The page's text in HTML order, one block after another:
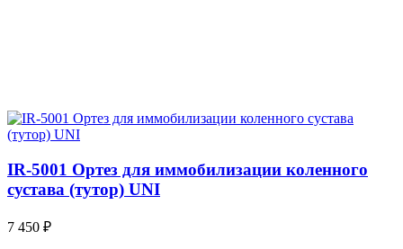
IR-5001 Ортез для иммобилизации коленного
сустава (тутор) UNI
7 450 ₽